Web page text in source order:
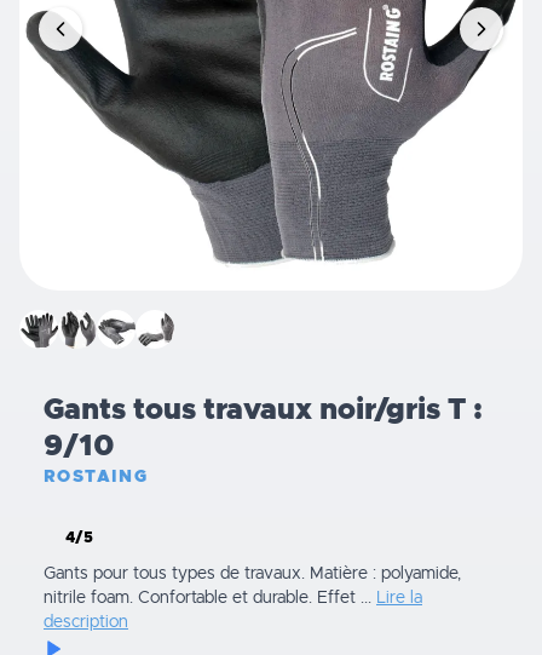
Gants tous travaux noir/gris T :
9/10
ROSTAING
4/5
Gants pour tous types de travaux. Matière : polyamide,
nitrile foam. Confortable et durable. Effet ... Lire la
description